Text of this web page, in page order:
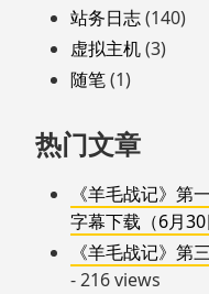
站务日志(140)
虚拟主机(3)
随笔(1)
热门文章
《羊毛战记》第
字幕下载（6月30
《羊毛战记》第
- 216 views